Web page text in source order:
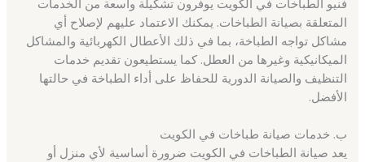
المتعلقة بصيانة الطباخات. يمكنك الاعتماد عليهم لإصلاح أي
مشاكل تواجه الطباخة، بما في ذلك الأعطال الكهربائية والمشاكل
الميكانيكية وغيرها من العطل. كما يستطيعون تقديم خدمات
التنظيف والصيانة الدورية للحفاظ على أداء الطباخة في حالتها
الأفضل.
ب. خدمات صيانة طباخات في الكويت
يعد صيانة الطباخات في الكويت ضرورة أساسية لأي منزل أو